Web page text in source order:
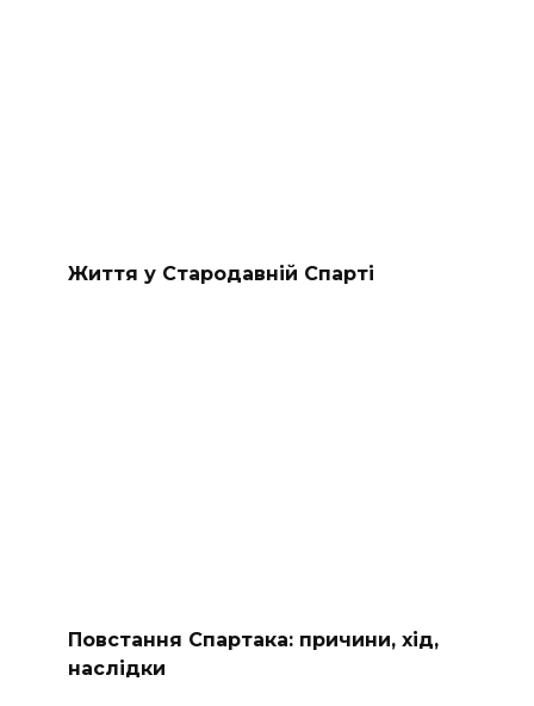
Життя у Стародавній Спарті
Повстання Спартака: причини, хід,
наслідки